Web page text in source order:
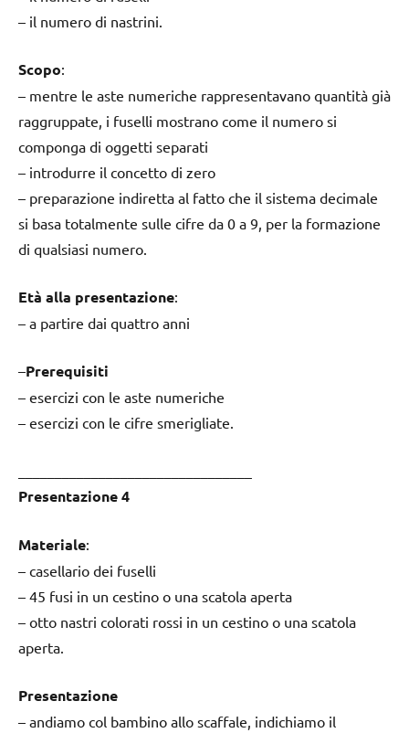
– il numero di nastrini.
Scopo:
– mentre le aste numeriche rappresentavano quantità già
raggruppate, i fuselli mostrano come il numero si
componga di oggetti separati
– introdurre il concetto di zero
– preparazione indiretta al fatto che il sistema decimale
si basa totalmente sulle cifre da 0 a 9, per la formazione
di qualsiasi numero.
Età alla presentazione:
– a partire dai quattro anni
–Prerequisiti
– esercizi con le aste numeriche
– esercizi con le cifre smerigliate.
Presentazione 4
Materiale:
– casellario dei fuselli
– 45 fusi in un cestino o una scatola aperta
– otto nastri colorati rossi in un cestino o una scatola
aperta.
Presentazione
– andiamo col bambino allo scaffale, indichiamo il